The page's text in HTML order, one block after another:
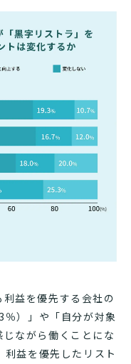
益を優先する会社の
）」や「自分が対象
ながら働くことにな
益を優先したリスト